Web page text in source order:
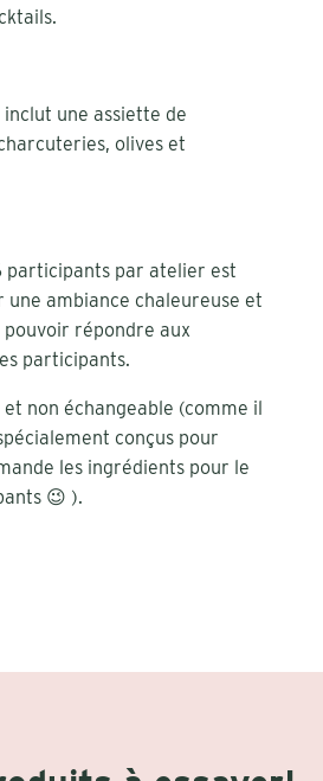
une assiette de
olives et
participants par atelier est
ambiance chaleureuse et
répondre aux
participants.
non échangeable (comme il
conçus pour
les ingrédients pour le
😉 ).